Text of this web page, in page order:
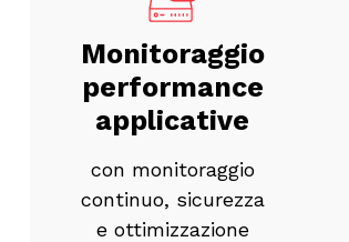
Monitoraggio
performance
applicative
con monitoraggio
continuo, sicurezza
e ottimizzazione